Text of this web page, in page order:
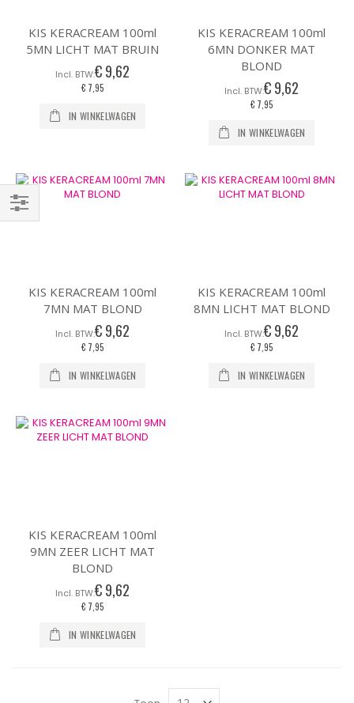
KIS KERACREAM 100ml
5MN LICHT MAT BRUIN
€ 9,62
€ 7,95
IN WINKELWAGEN
KIS KERACREAM 100ml
6MN DONKER MAT
BLOND
€ 9,62
€ 7,95
IN WINKELWAGEN
KIS KERACREAM 100ml
7MN MAT BLOND
€ 9,62
€ 7,95
IN WINKELWAGEN
KIS KERACREAM 100ml
8MN LICHT MAT BLOND
€ 9,62
€ 7,95
IN WINKELWAGEN
KIS KERACREAM 100ml
9MN ZEER LICHT MAT
BLOND
€ 9,62
€ 7,95
IN WINKELWAGEN
Filteren